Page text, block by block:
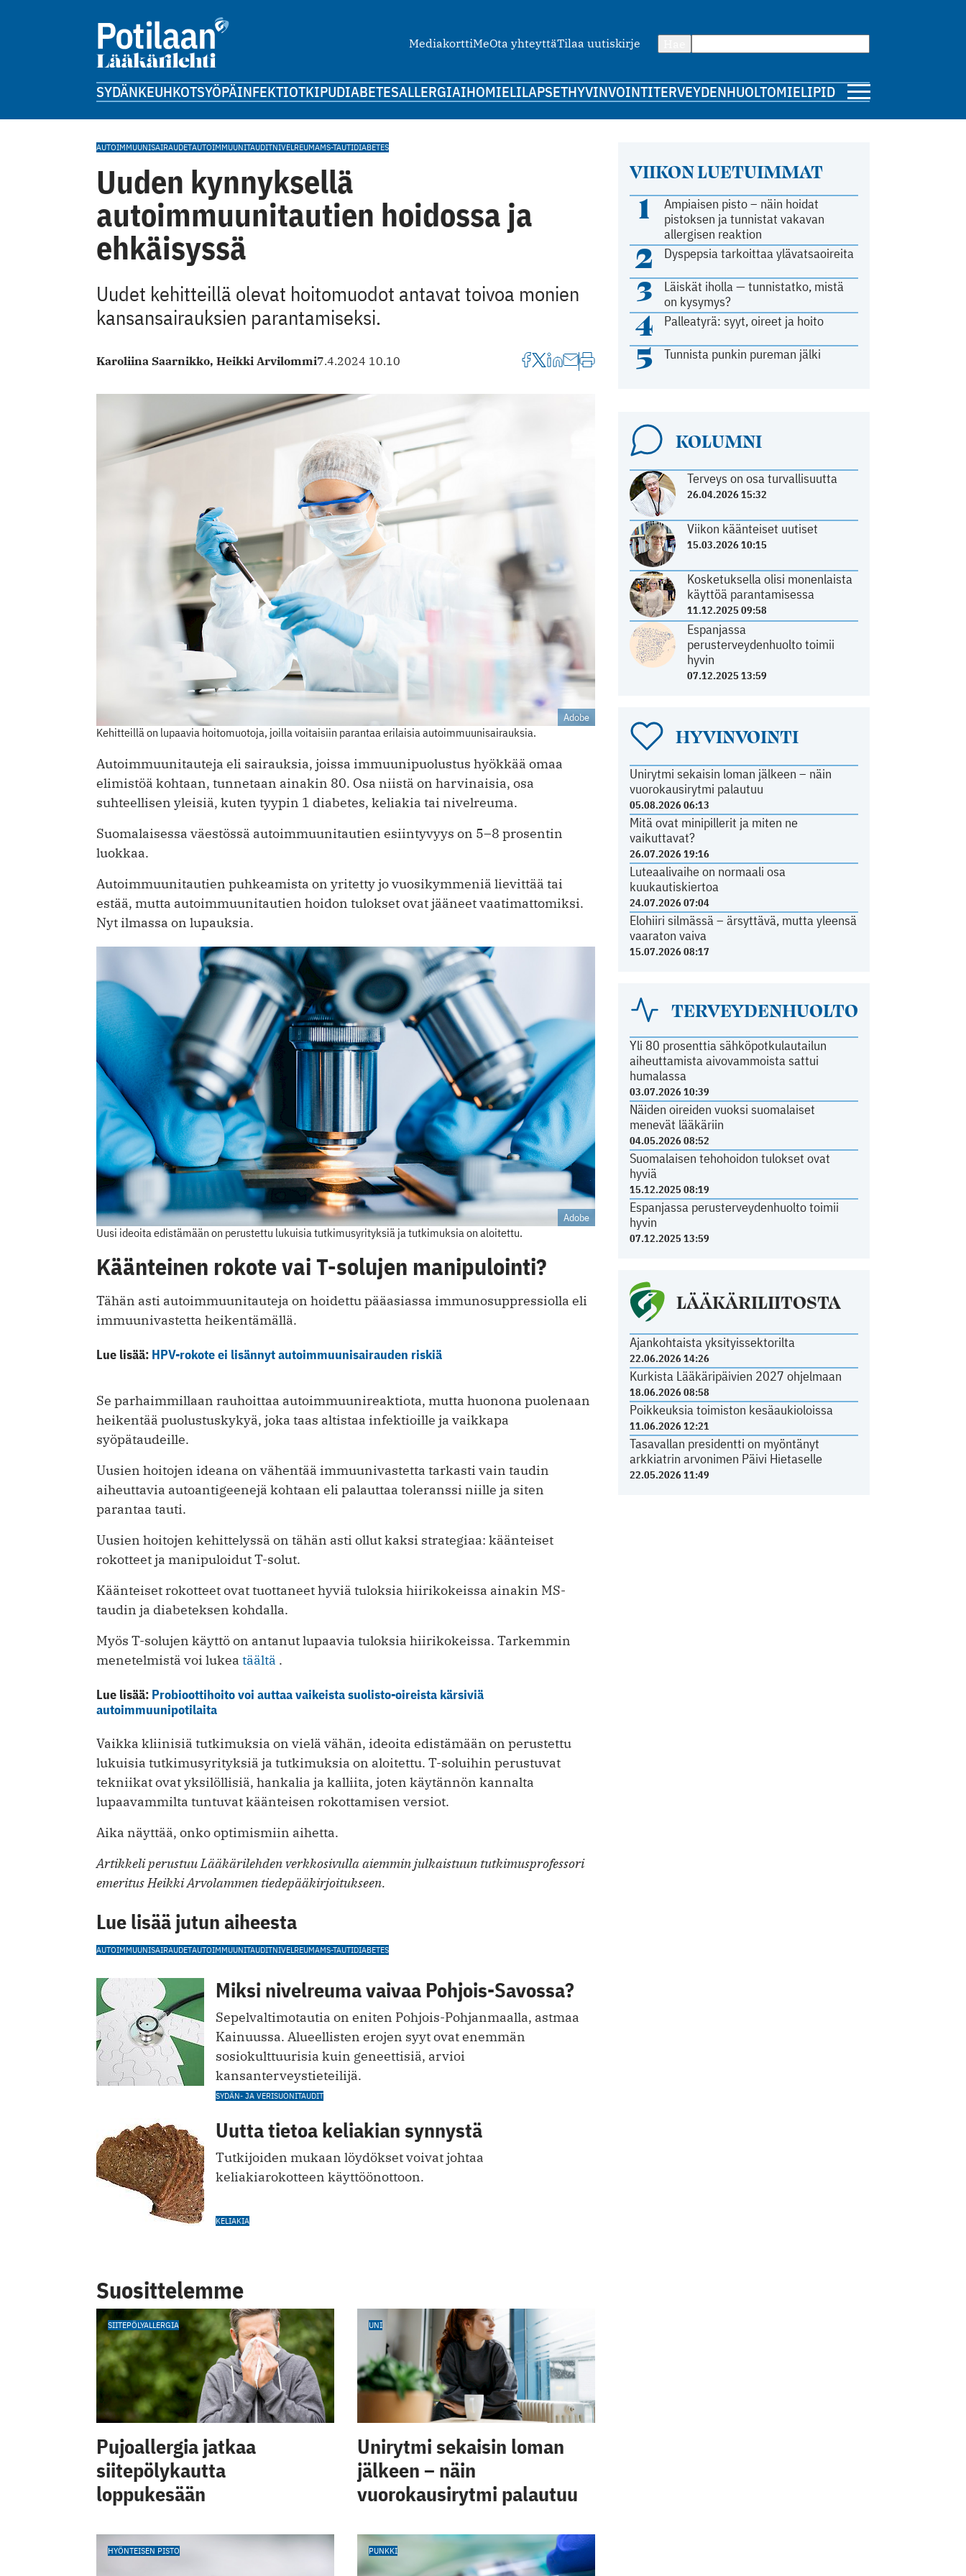
MediakorttiMeOta yhteyttäTilaa uutiskirje
SYDÄNKEUHKOTSYÖPÄINFEKTIOTKIPUDIABETESALLERGIAIHOMIELILAPSETHYVINVOINTITERVEYDENHUOLTOMIELIPIDE
VIIKON LUETUIMMAT
1
Ampiaisen pisto – näin hoidat
pistoksen ja tunnistat vakavan
allergisen reaktion
2 Dyspepsia tarkoittaa ylävatsaoireita
3
Läiskät iholla — tunnistatko, mistä
on kysymys?
4 Palleatyrä: syyt, oireet ja hoito
5 Tunnista punkin pureman jälki
KOLUMNI
Terveys on osa turvallisuutta
26.04.2026 15:32
Viikon käänteiset uutiset
15.03.2026 10:15
Kosketuksella olisi monenlaista
käyttöä parantamisessa
11.12.2025 09:58
Espanjassa
perusterveydenhuolto toimii
hyvin
07.12.2025 13:59
HYVINVOINTI
Unirytmi sekaisin loman jälkeen – näin
vuorokausirytmi palautuu
05.08.2026 06:13
Mitä ovat minipillerit ja miten ne
vaikuttavat?
26.07.2026 19:16
Luteaalivaihe on normaali osa
kuukautiskiertoa
24.07.2026 07:04
Elohiiri silmässä – ärsyttävä, mutta yleensä
vaaraton vaiva
15.07.2026 08:17
TERVEYDENHUOLTO
Yli 80 prosenttia sähköpotkulautailun
aiheuttamista aivovammoista sattui
humalassa
03.07.2026 10:39
Näiden oireiden vuoksi suomalaiset
menevät lääkäriin
04.05.2026 08:52
Suomalaisen tehohoidon tulokset ovat
hyviä
15.12.2025 08:19
Espanjassa perusterveydenhuolto toimii
hyvin
07.12.2025 13:59
LÄÄKÄRILIITOSTA
Ajankohtaista yksityissektorilta
22.06.2026 14:26
Kurkista Lääkäripäivien 2027 ohjelmaan
18.06.2026 08:58
Poikkeuksia toimiston kesäaukioloissa
11.06.2026 12:21
Tasavallan presidentti on myöntänyt
arkkiatrin arvonimen Päivi Hietaselle
22.05.2026 11:49
AUTOIMMUUNISAIRAUDETAUTOIMMUUNITAUDITNIVELREUMAMS-TAUTIDIABETES
Uuden kynnyksellä
autoimmuunitautien hoidossa ja
ehkäisyssä
Uudet kehitteillä olevat hoitomuodot antavat toivoa monien
kansansairauksien parantamiseksi.
Karoliina Saarnikko, Heikki Arvilommi7.4.2024 10.10
Adobe
Kehitteillä on lupaavia hoitomuotoja, joilla voitaisiin parantaa erilaisia autoimmuunisairauksia.
Autoimmuunitauteja eli sairauksia, joissa immuunipuolustus hyökkää omaa
elimistöä kohtaan, tunnetaan ainakin 80. Osa niistä on harvinaisia, osa
suhteellisen yleisiä, kuten tyypin 1 diabetes, keliakia tai nivelreuma.
Suomalaisessa väestössä autoimmuunitautien esiintyvyys on 5–8 prosentin
luokkaa.
Autoimmuunitautien puhkeamista on yritetty jo vuosikymmeniä lievittää tai
estää, mutta autoimmuunitautien hoidon tulokset ovat jääneet vaatimattomiksi.
Nyt ilmassa on lupauksia.
Adobe
Uusi ideoita edistämään on perustettu lukuisia tutkimusyrityksiä ja tutkimuksia on aloitettu.
Käänteinen rokote vai T-solujen manipulointi?
Tähän asti autoimmuunitauteja on hoidettu pääasiassa immunosuppressiolla eli
immuunivastetta heikentämällä.
Lue lisää: HPV-rokote ei lisännyt autoimmuunisairauden riskiä
Se parhaimmillaan rauhoittaa autoimmuunireaktiota, mutta huonona puolenaan
heikentää puolustuskykyä, joka taas altistaa infektioille ja vaikkapa
syöpätaudeille.
Uusien hoitojen ideana on vähentää immuunivastetta tarkasti vain taudin
aiheuttavia autoantigeenejä kohtaan eli palauttaa toleranssi niille ja siten
parantaa tauti.
Uusien hoitojen kehittelyssä on tähän asti ollut kaksi strategiaa: käänteiset
rokotteet ja manipuloidut T-solut.
Käänteiset rokotteet ovat tuottaneet hyviä tuloksia hiirikokeissa ainakin MS-
taudin ja diabeteksen kohdalla.
Myös T-solujen käyttö on antanut lupaavia tuloksia hiirikokeissa. Tarkemmin
menetelmistä voi lukea täältä .
Lue lisää: Probioottihoito voi auttaa vaikeista suolisto-oireista kärsiviä
autoimmuunipotilaita
Vaikka kliinisiä tutkimuksia on vielä vähän, ideoita edistämään on perustettu
lukuisia tutkimusyrityksiä ja tutkimuksia on aloitettu. T-soluihin perustuvat
tekniikat ovat yksilöllisiä, hankalia ja kalliita, joten käytännön kannalta
lupaavammilta tuntuvat käänteisen rokottamisen versiot.
Aika näyttää, onko optimismiin aihetta.
Artikkeli perustuu Lääkärilehden verkkosivulla aiemmin julkaistuun tutkimusprofessori
emeritus Heikki Arvolammen tiedepääkirjoitukseen.
Lue lisää jutun aiheesta
AUTOIMMUUNISAIRAUDETAUTOIMMUUNITAUDITNIVELREUMAMS-TAUTIDIABETES
Miksi nivelreuma vaivaa Pohjois-Savossa?
Sepelvaltimotautia on eniten Pohjois-Pohjanmaalla, astmaa
Kainuussa. Alueellisten erojen syyt ovat enemmän
sosiokulttuurisia kuin geneettisiä, arvioi
kansanterveystieteilijä.
SYDÄN- JA VERISUONITAUDIT
Uutta tietoa keliakian synnystä
Tutkijoiden mukaan löydökset voivat johtaa
keliakiarokotteen käyttöönottoon.
KELIAKIA
Suosittelemme
SIITEPÖLYALLERGIA
Pujoallergia jatkaa
siitepölykautta
loppukesään
UNI
Unirytmi sekaisin loman
jälkeen – näin
vuorokausirytmi palautuu
HYÖNTEISEN PISTO PUNKKI